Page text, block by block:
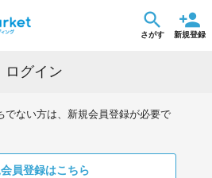
さがす 新規登録
ログイン
でない方は、新規会員登録が必要で
員登録はこちら